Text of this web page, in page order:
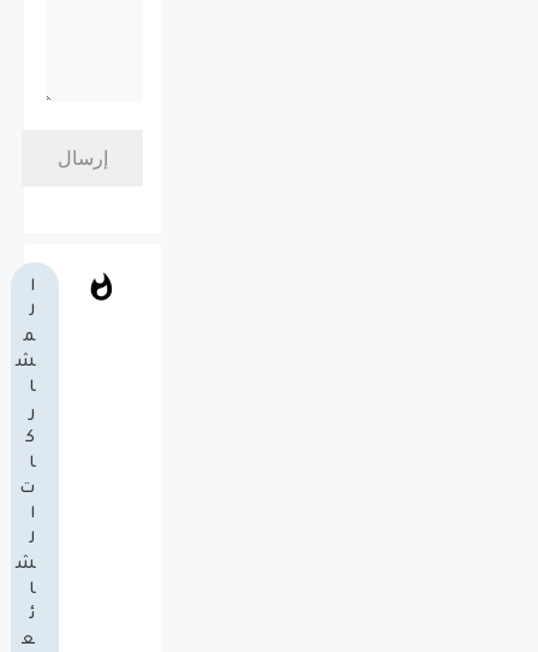
ا
ل
م
ش
ا
ر
ك
ا
ت
ا
ل
ش
ا
ئ
ع